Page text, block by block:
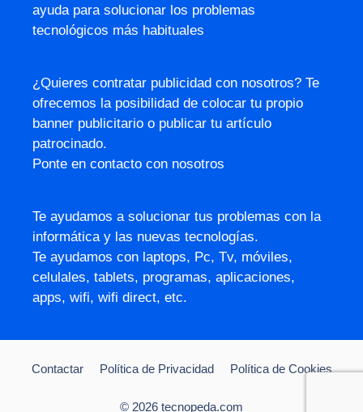
ayuda para solucionar los problemas
tecnológicos más habituales
¿Quieres contratar publicidad con nosotros? Te
ofrecemos la posibilidad de colocar tu propio
banner publicitario o publicar tu artículo
patrocinado.
Ponte en contacto con nosotros
Te ayudamos a solucionar tus problemas con la
informática y las nuevas tecnologías.
Te ayudamos con laptops, Pc, Tv, móviles,
celulales, tablets, programas, aplicaciones,
apps, wifi, wifi direct, etc.
Contactar Política de Privacidad Política de Cookies
© 2026 tecnopeda.com